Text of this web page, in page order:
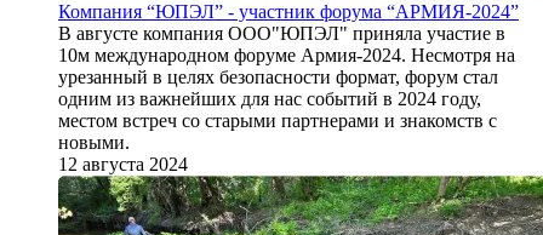
Компания “ЮПЭЛ” - участник форума “АРМИЯ-2024”
В августе компания ООО"ЮПЭЛ" приняла участие в
10м международном форуме Армия-2024. Несмотря на
урезанный в целях безопасности формат, форум стал
одним из важнейших для нас событий в 2024 году,
местом встреч со старыми партнерами и знакомств с
новыми.
12 августа 2024